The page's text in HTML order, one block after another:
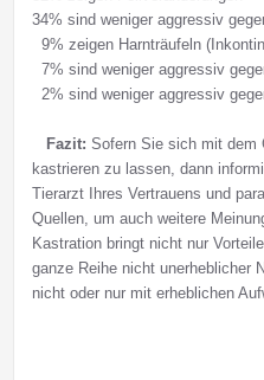
34% sind weniger aggressiv
9% zeigen Harnträufeln
7% sind weniger aggressiv
2% sind weniger aggressiv
Fazit: Sofern Sie sich mit dem
kastrieren zu lassen, dann
Tierarzt Ihres Vertrauens und
Quellen, um auch weitere
Kastration bringt nicht nur
ganze Reihe nicht unerheblicher
nicht oder nur mit erheblichen